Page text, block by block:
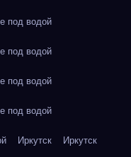
под водой
под водой
под водой
под водой
Иркутск Иркутск